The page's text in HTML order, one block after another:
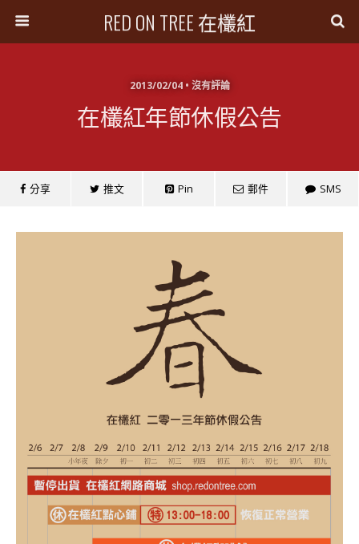
RED ON TREE 在欉紅
2013/02/04 • 沒有評論
在欉紅年節休假公告
分享 推文 Pin 郵件 SMS